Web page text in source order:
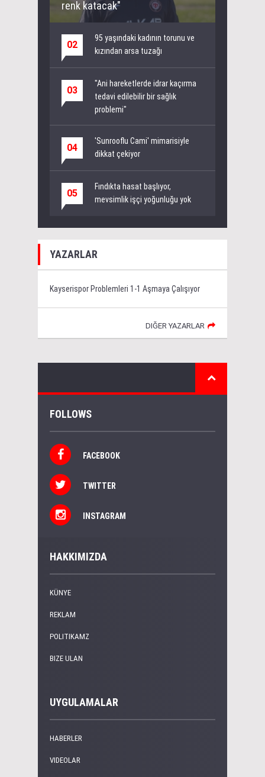
renk katacak"
02
95 yaşındaki kadının torunu ve
kızından arsa tuzağı
03
"Ani hareketlerde idrar kaçırma
tedavi edilebilir bir sağlık
problemi"
04
'Sunrooflu Cami' mimarisiyle
dikkat çekiyor
05
Fındıkta hasat başlıyor,
mevsimlik işçi yoğunluğu yok
YAZARLAR
Kayserispor Problemleri 1-1 Aşmaya Çalışıyor
DIĞER YAZARLAR
FOLLOWS
FACEBOOK
TWITTER
INSTAGRAM
HAKKIMIZDA
KÜNYE
REKLAM
POLITIKAMZ
BIZE ULAN
UYGULAMALAR
HABERLER
VIDEOLAR